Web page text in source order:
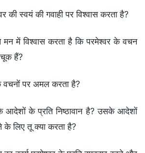
की स्वयं की गवाही पर विश्वास करता है?
में विश्वास करता है कि परमेश्वर के वचन
हैं?
पर अमल करता है?
के प्रति निष्ठावान है? उसके आदेशों
के लिए तू क्या करता है?